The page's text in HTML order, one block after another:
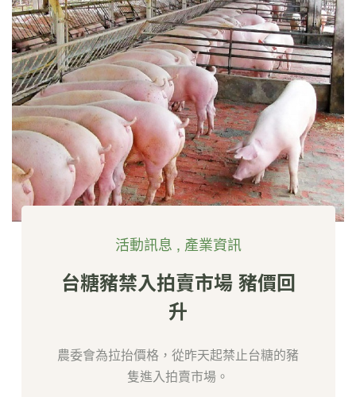
活動訊息 , 產業資訊
台糖豬禁入拍賣市場 豬價回
升
農委會為拉抬價格，從昨天起禁止台糖的豬
隻進入拍賣市場。